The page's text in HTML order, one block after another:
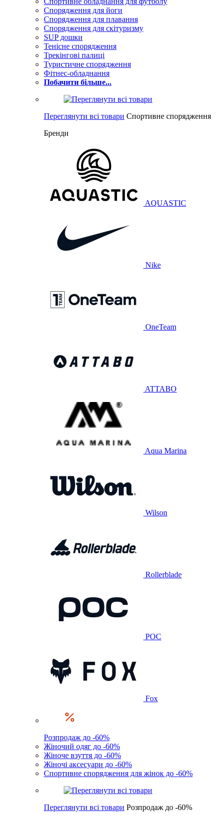
Спорядження для йоги
Спорядження для плавання
Спорядження для скітуризму
SUP дошки
Тенісне спорядження
Трекінгові палиці
Туристичне спорядження
Фітнес-обладнання
Побачити більше...
Переглянути всі товари Спортивне спорядження
Бренди
AQUASTIC
Nike
OneTeam
ATTABO
Aqua Marina
Wilson
Rollerblade
POC
Fox
Розпродаж до -60%
Жіночий одяг до -60%
Жіноче взуття до -60%
Жіночі аксесуари до -60%
Спортивне спорядження для жінок до -60%
Переглянути всі товари Розпродаж до -60%